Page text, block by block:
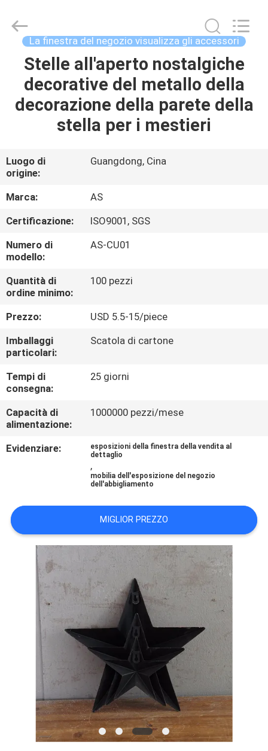
CASA
PRODOTTI
CIRCA
NOI
GIRO
DELLA
FABBRICA
CONTROLLO
DI
QUALITÀ
CONTATTICI
RICHIEDA
UNA
MAPPA
DEL
SITO
PRIVACY
POLICY
Display
Shelves
Reserved.
La finestra del negozio visualizza gli accessori
Stelle all'aperto nostalgiche
decorative del metallo della
decorazione della parete della
stella per i mestieri
Luogo di
origine:
Guangdong, Cina
Marca:
AS
Certificazione:
ISO9001, SGS
Numero di
modello:
AS-CU01
Quantità di
ordine minimo:
100 pezzi
Prezzo:
USD 5.5-15/piece
Imballaggi
particolari:
Scatola di cartone
Tempi di
consegna:
25 giorni
Capacità di
alimentazione:
1000000 pezzi/mese
Evidenziare:
esposizioni della finestra della vendita al
dettaglio
,
mobilia dell'esposizione del negozio
dell'abbigliamento
MIGLIOR PREZZO